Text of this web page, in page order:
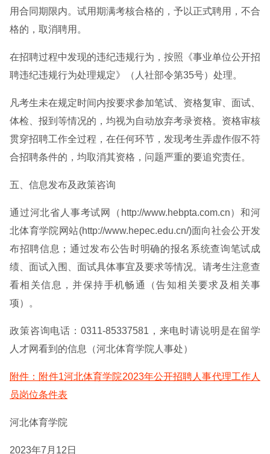
用合同期限内。试用期满考核合格的，予以正式聘用，不合
格的，取消聘用。
在招聘过程中发现的违纪违规行为，按照《事业单位公开招
聘违纪违规行为处理规定》（人社部令第35号）处理。
凡考生未在规定时间内按要求参加笔试、资格复审、面试、
体检、报到等情况的，均视为自动放弃考录资格。资格审核
贯穿招聘工作全过程，在任何环节，发现考生弄虚作假不符
合招聘条件的，均取消其资格，问题严重的要追究责任。
五、信息发布及政策咨询
通过河北省人事考试网（http://www.hebpta.com.cn）和河
北体育学院网站(http://www.hepec.edu.cn/)面向社会公开发
布招聘信息；通过发布公告时明确的报名系统查询笔试成
绩、面试入围、面试具体事宜及要求等情况。请考生注意查
看相关信息，并保持手机畅通（告知相关要求及相关事
项）。
政策咨询电话：0311-85337581，来电时请说明是在留学
人才网看到的信息（河北体育学院人事处）
附件：附件1河北体育学院2023年公开招聘人事代理工作人
员岗位条件表
河北体育学院
2023年7月12日